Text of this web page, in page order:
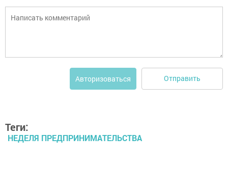
Авторизоваться Отправить
Теги:
НЕДЕЛЯ ПРЕДПРИНИМАТЕЛЬСТВА